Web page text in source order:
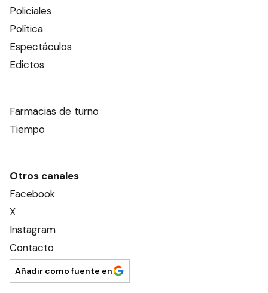
Policiales
Política
Espectáculos
Edictos
Farmacias de turno
Tiempo
Otros canales
Facebook
X
Instagram
Contacto
Añadir como fuente en